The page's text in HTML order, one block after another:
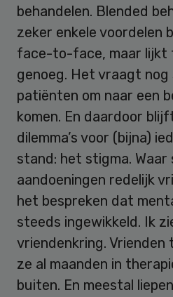
behandelen. Blended
zeker enkele voordelen
face-to-face, maar lijkt
genoeg. Het vraagt nog
patiënten om naar een
komen. En daardoor
dilemma’s voor (bijna)
stand: het stigma. Waar
aandoeningen redelijk
het bespreken dat
steeds ingewikkeld. Ik
vriendenkring. Vrienden
ze al maanden in
buiten. En meestal